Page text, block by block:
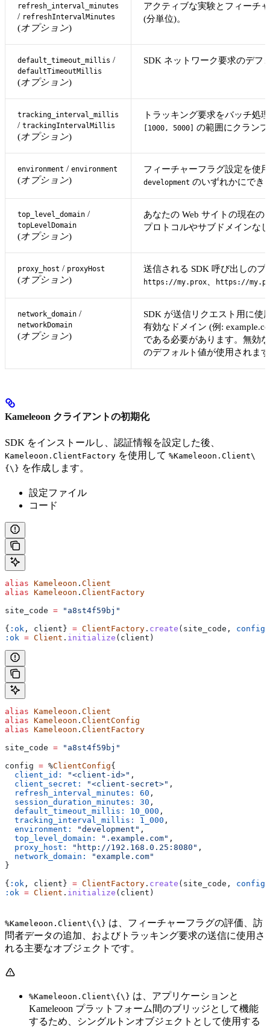
refresh_interval_minutes
/ refreshIntervalMinutes
(オプション)
アクティブな実験とフィーチ
(分単位)。
default_timeout_millis /
defaultTimeoutMillis
(オプション)
SDK ネットワーク要求のデフ
tracking_interval_millis
/ trackingIntervalMillis
(オプション)
トラッキング要求をバッチ処
[1000, 5000] の範囲にクラン
environment / environment
(オプション)
フィーチャーフラグ設定を使
development のいずれかにでき
top_level_domain /
topLevelDomain
(オプション)
あなたの Web サイトの現在の
プロトコルやサブドメインな
proxy_host / proxyHost
(オプション)
送信される SDK 呼び出しの
https://my.prox https://
network_domain /
networkDomain
(オプション)
SDK が送信リクエスト用に使
有効なドメイン (例:
である必要があります。無効
のデフォルト値が使用されま
Kameleoon クライアントの初期化
SDK をインストールし、認証情報を設定した後、
Kameleoon.ClientFactory を使用して %Kameleoon.Client\
{\} を作成します。
設定ファイル
コード
alias Kameleoon . Client
alias Kameleoon . ClientFactory
site_code = "a8st4f59bj"
{ :ok , client} = ClientFactory . create (site_code,
:ok = Client . initialize (client)
alias Kameleoon . Client
alias Kameleoon . ClientConfig
alias Kameleoon . ClientFactory
site_code = "a8st4f59bj"
config = %ClientConfig{
  client_id:
"<client-id>" ,
  client_secret:
"<client-secret>" ,
  refresh_interval_minutes:
60 ,
  session_duration_minutes:
30 ,
  default_timeout_millis:
10_000 ,
  tracking_interval_millis:
1_000 ,
  environment:
"development" ,
  top_level_domain:
".example.com" ,
  proxy_host:
"http://192.168.0.25:8080" ,
  network_domain:
"example.com"
}
{ :ok , client} = ClientFactory . create (site_code, config:
:ok = Client . initialize (client)
%Kameleoon.Client\{\} は、フィーチャーフラグの評価、訪
問者データの追加、およびトラッキング要求の送信に使用さ
れる主要なオブジェクトです。
%Kameleoon.Client\{\} は、アプリケーションと
Kameleoon プラットフォーム間のブリッジとして機能
するため、シングルトンオブジェクトとして使用する